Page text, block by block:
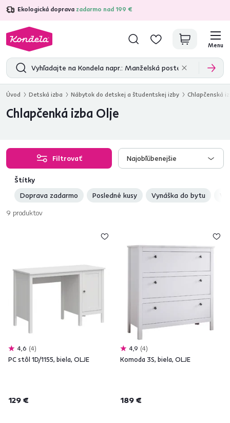
Ekologická doprava zadarmo nad 199 €
4,7 31 333overených produktových recenzií
Menu
Úvod Detská izba Nábytok do detskej a študentskej izby Chlapčenská
Chlapčenká izba Olje
Filtrovať Najobľúbenejšie
Štítky
Doprava zadarmo
Posledné kusy Vynáška do bytu
9 produktov
4,6 4
PC stôl 1D/1155, biela, OLJE
129 €
4,9 4
Komoda 3S, biela, OLJE
189 €